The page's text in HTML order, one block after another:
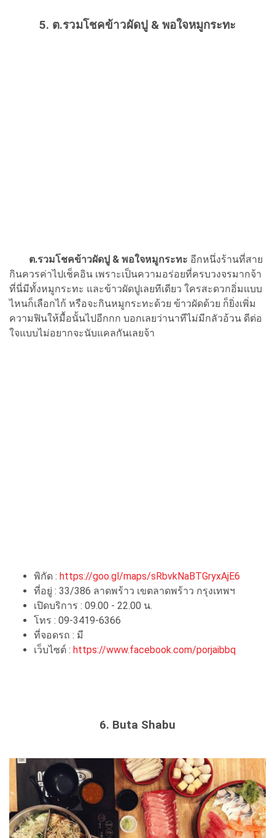
5. ต.รวมโชคข้าวผัดปู & พอใจหมูกระทะ
ต.รวมโชคข้าวผัดปู & พอใจหมูกระทะ อีกหนึ่งร้านที่สาย
กินควรค่าไปเช็คอิน เพราะเป็นความอร่อยที่ครบวงจรมากจ้า
ที่นี่มีทั้งหมูกระทะ และข้าวผัดปูเลยทีเดียว ใครสะดวกอิ่มแบบ
ไหนก็เลือกไก้ หรือจะกินหมูกระทะด้วย ข้าวผัดด้วย ก็ยิ่งเพิ่ม
ความฟินให้มื้อนั้นไปอีกกก บอกเลยว่านาทีไม่มีกลัวอ้วน ดีต่อ
ใจแบบไม่อยากจะนับแคลกันเลยจ้า
พิกัด : https://goo.gl/maps/sRbvkNaBTGryxAjE6
ที่อยู่ : 33/386 ลาดพร้าว เขตลาดพร้าว กรุงเทพฯ
เปิดบริการ : 09.00 - 22.00 น.
โทร : 09-3419-6366
ที่จอดรถ : มี
เว็บไซต์ : https://www.facebook.com/porjaibbq
6. Buta Shabu